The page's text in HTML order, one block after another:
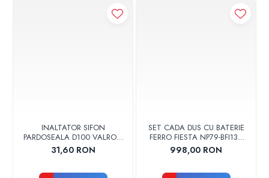
INALTATOR SIFON
PARDOSEALA D100 VALROM
17001900004
31,60 RON
SET CADA DUS CU BATERIE
FERRO FIESTA NP79-BFI13U
CROM
998,00 RON